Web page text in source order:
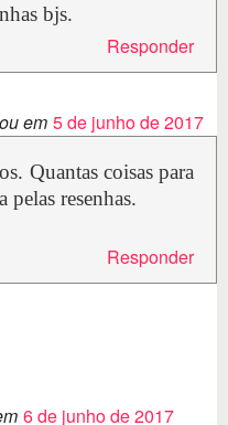
bjs.
Responder
em 5 de junho de 2017
Quantas coisas para
pelas resenhas.
Responder
6 de junho de 2017